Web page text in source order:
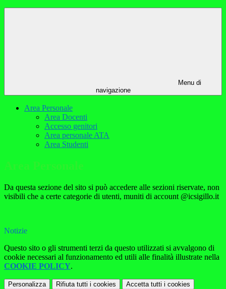
Menu di
navigazione
Area Personale
Area Docenti
Accesso genitori
Area personale ATA
Area Studenti
Area Personale
Da questa sezione del sito si può accedere alle sezioni riservate, non
visibili che a certe categorie di utenti, muniti di account @icsigillo.it
Notizie
Questo sito o gli strumenti terzi da questo utilizzati si avvalgono di
cookie necessari al funzionamento ed utili alle finalità illustrate nella
COOKIE POLICY.
Personalizza Rifiuta tutti i cookies Accetta tutti i cookies